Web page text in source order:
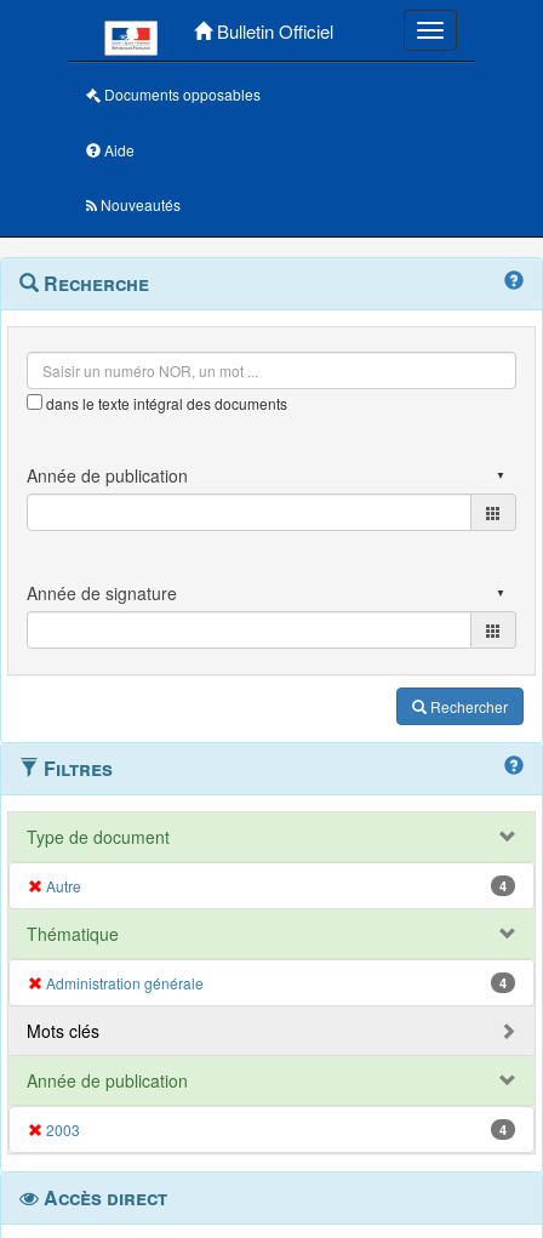
Bulletin Officiel Toggle
Documents opposables
Aide
Nouveautés
Navigation
outils
Menu
contextuel
Recherche
dans le texte intégral des documents
Rechercher
Filtres
Type de document
Autre 4
Thématique
Administration générale 4
Mots clés
Année de publication
2003 4
Accès direct